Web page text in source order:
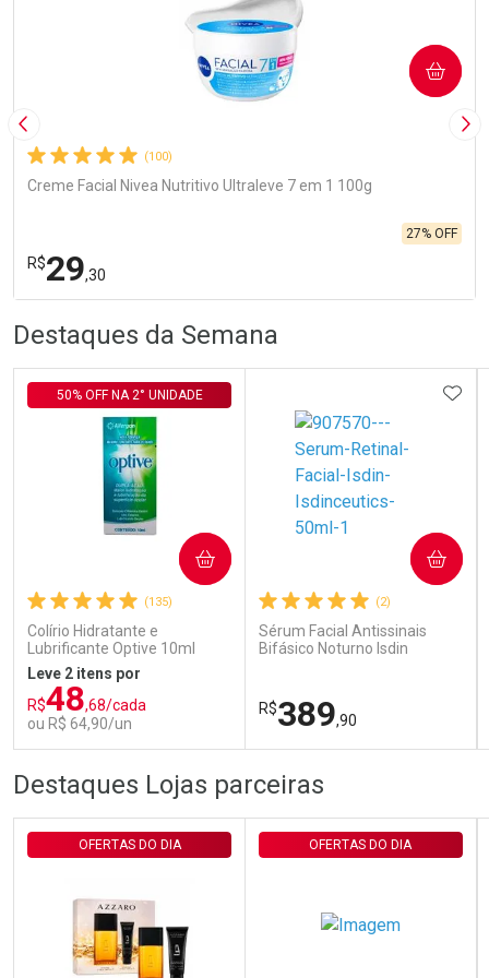
Imagem Anterior
(100)
Creme Facial Nivea Nutritivo Ultraleve 7 em 1 100g
R$29,30
27% OFF
COMPRAR
Laboratório
Ativar Desconto
Comprar sem Desconto
Por R$ 29,30/cada
Por Menos
Comprar sem Desconto
Por R$ 29,30/cada
Destaques da Semana
(135)
Colírio Hidratante e
Lubrificante Optive 10ml
50% OFF NA 2° UNIDADE
Leve 2 itens por
R$48,68/cada
ou R$ 64,90/un
COMPRAR
FECHAR
Laboratório
FECHAR
Por Menos
(2)
Sérum Facial Antissinais
Bifásico Noturno Isdin
R$389,90
COMPRAR
Por Menos
Destaques Lojas parceiras
OFERTAS DO DIA OFERTAS DO DIA